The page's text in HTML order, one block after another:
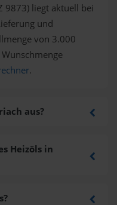
9873) liegt aktuell bei
und
von 3.000
.
aus?
Heizöls in